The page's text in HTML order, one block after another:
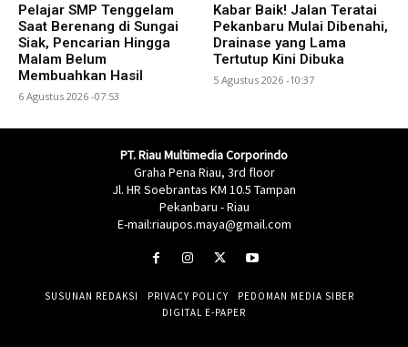
Pelajar SMP Tenggelam
Saat Berenang di Sungai
Siak, Pencarian Hingga
Malam Belum
Membuahkan Hasil
6 Agustus 2026 -07:53
Kabar Baik! Jalan Teratai
Pekanbaru Mulai Dibenahi,
Drainase yang Lama
Tertutup Kini Dibuka
5 Agustus 2026 -10:37
PT. Riau Multimedia Corporindo
Graha Pena Riau, 3rd floor
Jl. HR Soebrantas KM 10.5 Tampan
Pekanbaru - Riau
E-mail:riaupos.maya@gmail.com
SUSUNAN REDAKSI PRIVACY POLICY
PEDOMAN MEDIA SIBER
DIGITAL E-PAPER